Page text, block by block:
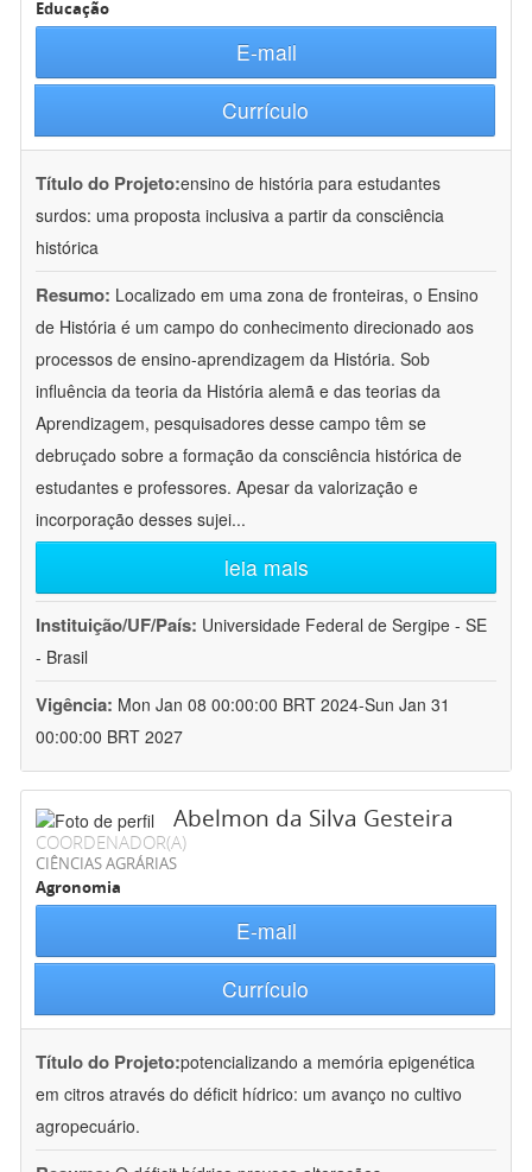
Educação
E-mail
Currículo
Título do Projeto:ensino de história para estudantes
surdos: uma proposta inclusiva a partir da consciência
histórica
Resumo: Localizado em uma zona de fronteiras, o Ensino
de História é um campo do conhecimento direcionado aos
processos de ensino-aprendizagem da História. Sob
influência da teoria da História alemã e das teorias da
Aprendizagem, pesquisadores desse campo têm se
debruçado sobre a formação da consciência histórica de
estudantes e professores. Apesar da valorização e
incorporação desses sujei...
leia mais
Instituição/UF/País: Universidade Federal de Sergipe - SE
- Brasil
Vigência: Mon Jan 08 00:00:00 BRT 2024-Sun Jan 31
00:00:00 BRT 2027
Abelmon da Silva Gesteira
COORDENADOR(A)
CIÊNCIAS AGRÁRIAS
Agronomia
E-mail
Currículo
Título do Projeto:potencializando a memória epigenética
em citros através do déficit hídrico: um avanço no cultivo
agropecuário.